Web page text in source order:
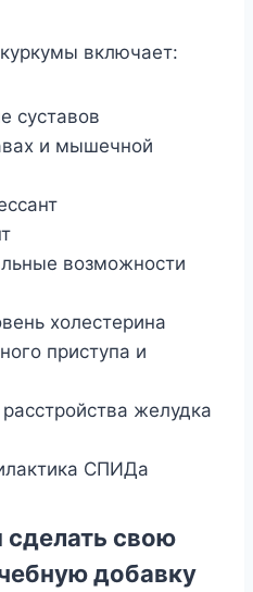
включает:
суставов
и мышечной
возможности
холестерина
приступа и
желудка
СПИДа
свою
добавку